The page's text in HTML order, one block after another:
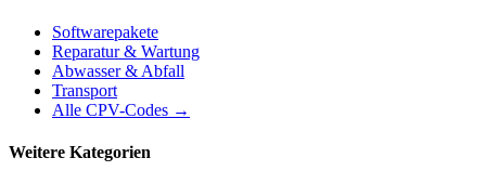
Softwarepakete
Reparatur & Wartung
Abwasser & Abfall
Transport
Alle CPV-Codes →
Weitere Kategorien